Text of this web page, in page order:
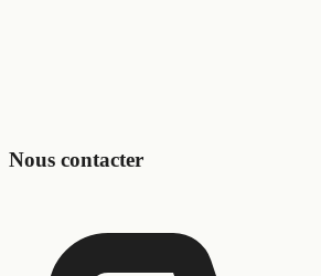
Nous contacter